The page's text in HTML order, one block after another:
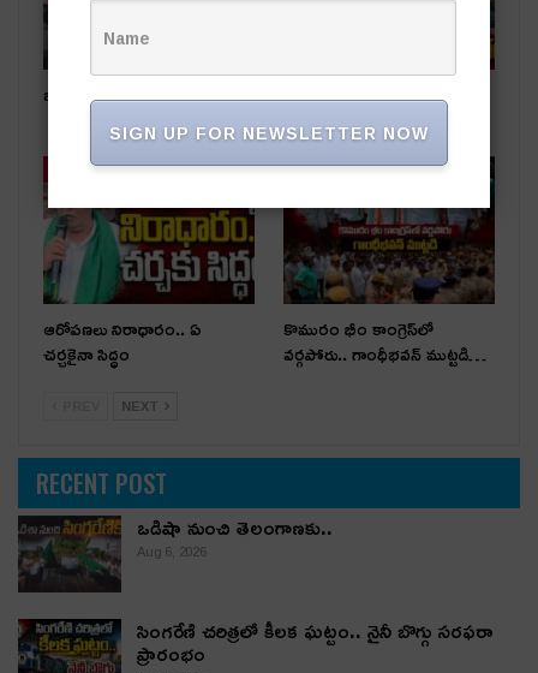
ఒడిషా నుంచి తెలంగాణ‌కు.. సింగరేణి చరిత్రలో కీలక ఘట్టం..
నైనీ బొగ్గు సరఫరా ప్రారంభం
తాజా వార్తలు
ఆరోపణలు నిరాధారం.. ఏ
చర్చకైనా సిద్ధం
తాజా వార్తలు
కొమురం భీం కాంగ్రెస్‌లో
వర్గపోరు.. గాంధీభవన్ ముట్టడి…
NEXT
RECENT POST
ఒడిషా నుంచి తెలంగాణ‌కు..
Aug 6, 2026
సింగరేణి చరిత్రలో కీలక ఘట్టం.. నైనీ బొగ్గు సరఫరా
ప్రారంభం
SIGN UP FOR NEWSLETTER NOW